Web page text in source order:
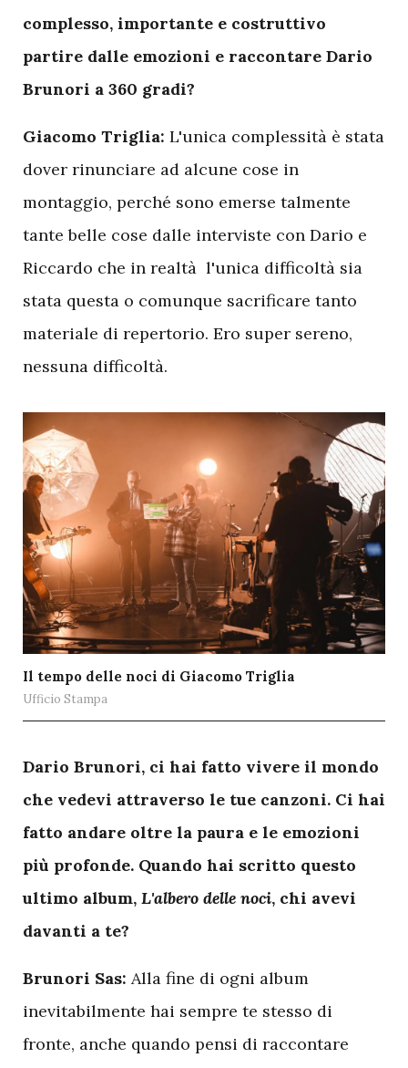
complesso, importante e costruttivo
partire dalle emozioni e raccontare Dario
Brunori a 360 gradi?
Giacomo Triglia: L'unica complessità è stata
dover rinunciare ad alcune cose in
montaggio, perché sono emerse talmente
tante belle cose dalle interviste con Dario e
Riccardo che in realtà l'unica difficoltà sia
stata questa o comunque sacrificare tanto
materiale di repertorio. Ero super sereno,
nessuna difficoltà.
Il tempo delle noci di Giacomo Triglia
Ufficio Stampa
Dario Brunori, ci hai fatto vivere il mondo
che vedevi attraverso le tue canzoni. Ci hai
fatto andare oltre la paura e le emozioni
più profonde. Quando hai scritto questo
ultimo album, L'albero delle noci, chi avevi
davanti a te?
Brunori Sas: Alla fine di ogni album
inevitabilmente hai sempre te stesso di
fronte, anche quando pensi di raccontare